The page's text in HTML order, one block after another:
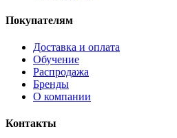
Покупателям
Доставка и оплата
Обучение
Распродажа
Бренды
О компании
Контакты